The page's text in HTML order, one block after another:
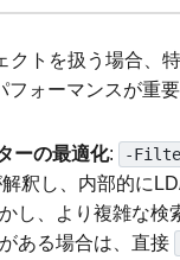
クトを扱う場合、
フォーマンスが重要
ーの最適化: -
釈し、内部的に
し、より複雑な検
ある場合は、直接